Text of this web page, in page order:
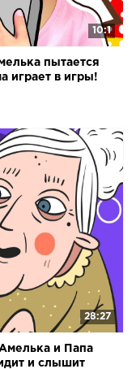
10:1
пытается
играет в игры!
28:27
и Папа
и слышит